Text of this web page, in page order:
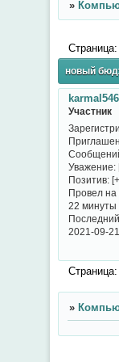
»
новый
Страница:
karmal546
Участник
Уважение:
Позитив:
Провел
22 минуты
2021-09-
Страница:
»